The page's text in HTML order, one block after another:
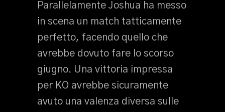
Parallelamente Joshua ha messo
in scena un match tatticamente
perfetto, facendo quello che
avrebbe dovuto fare lo scorso
giugno. Una vittoria impressa
per KO avrebbe sicuramente
avuto una valenza diversa sulle